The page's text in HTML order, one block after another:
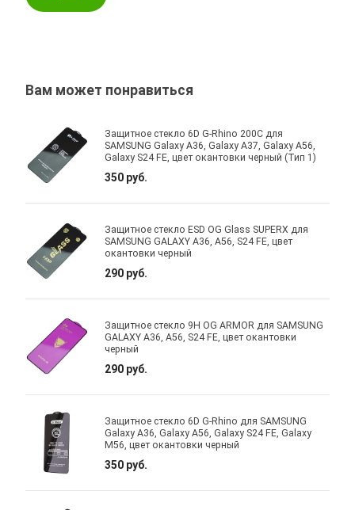
Вам может понравиться
Защитное стекло 6D G-Rhino 200C для
SAMSUNG Galaxy A36, Galaxy A37, Galaxy A56,
Galaxy S24 FE, цвет окантовки черный (Тип 1)
350 руб.
Защитное стекло ESD OG Glass SUPERX для
SAMSUNG GALAXY A36, A56, S24 FE, цвет
окантовки черный
290 руб.
Защитное стекло 9H OG ARMOR для SAMSUNG
GALAXY A36, A56, S24 FE, цвет окантовки
черный
290 руб.
Защитное стекло 6D G-Rhino для SAMSUNG
Galaxy A36, Galaxy A56, Galaxy S24 FE, Galaxy
M56, цвет окантовки черный
350 руб.